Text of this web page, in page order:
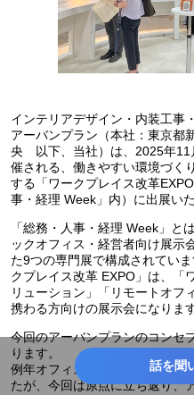
インテリアデザイン・内装工事
アーバンプラン（本社：東京都
央 以下、当社）は、2025年11
催される、働きやすい環境づく
する「ワークプレイス改⾰
事・経理 Week」内）に出展いた
「総務・⼈事・経理 Week」と
ックオフィス・経営者向け展示
た9つの専⾨展で構成されてい
クプレイス改革 EXPO」は、「
リューション」「リモートオフ
携わる方向けの展示会になります
今回のアーバンプランのコンセ
ります。
例年オフィストレンドをメイン
たが、今回は原点に立ち返り、
話を聞